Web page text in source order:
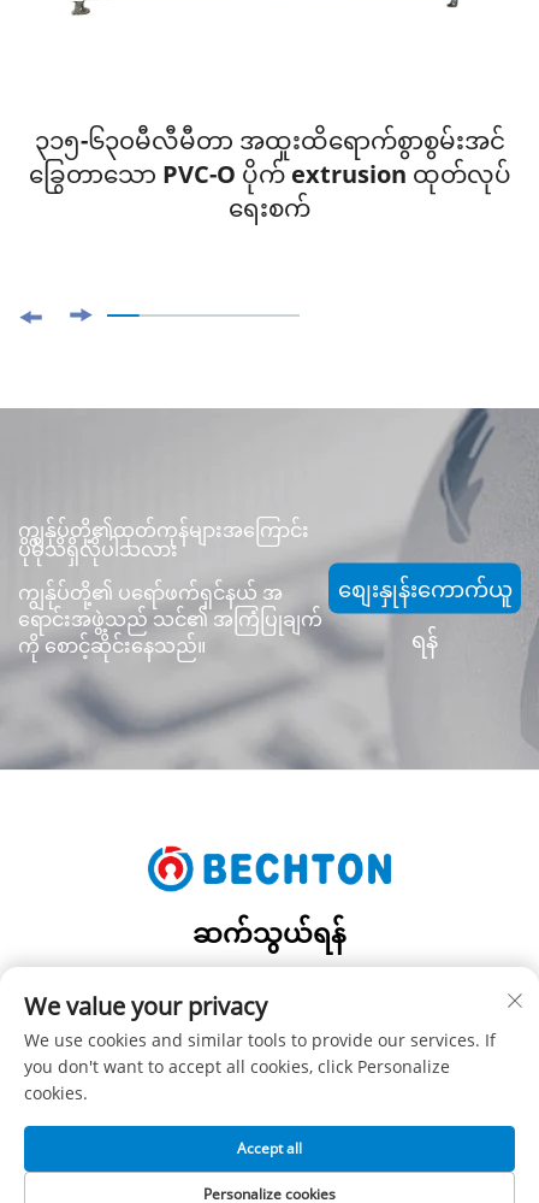
၃၁၅-၆၃၀မီလီမီတာ အထူးထိရောက်စွာစွမ်းအင်
ခြွေတာသော PVC-O ပိုက် extrusion ထုတ်လုပ်
ရေးစက်
ကျွန်ုပ်တို့၏ထုတ်ကုန်များအကြောင်း
ပိုမိုသိရှိလိုပါသလား
ကျွန်ုပ်တို့၏ ပရော်ဖက်ရှင်နယ် အ
ရောင်းအဖွဲ့သည် သင်၏ အကြံပြုချက်
ကို စောင့်ဆိုင်းနေသည်။
စျေးနှုန်းကောက်ယူ
ရန်
ဆက်သွယ်ရန်
ZHANGJIAGANG CITY, JIANGSU PROVINCE, CHINA
ဖုန်း:+86-13962240078
အီးမေးလ်:[email protected]
မူပိုင်ခွင့် © SUZHOU BECHTON PLASTIC MACHINERY CO.,
LTD -လျှို့ဝှက်မှုမူဝါဒ
We value your privacy
We use cookies and similar tools to provide our services. If
you don't want to accept all cookies, click Personalize
cookies.
Personalize cookies
Accept all